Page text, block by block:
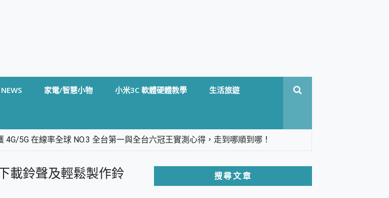
NEWS 家電/智慧小物 小米3C 軟體硬體教學 生活旅遊
5G 在線率全球 NO.3 全台第一與全台六冠王實測心得，走到哪順到哪！
SSD 固態硬碟開箱 評測
Solo Eco 太陽能防水雲端攝影機 SpotCam Solo 3 2.5K高畫質戶外攝影機 開箱 評
載鈴聲及輕鬆製作鈴
搜尋文章